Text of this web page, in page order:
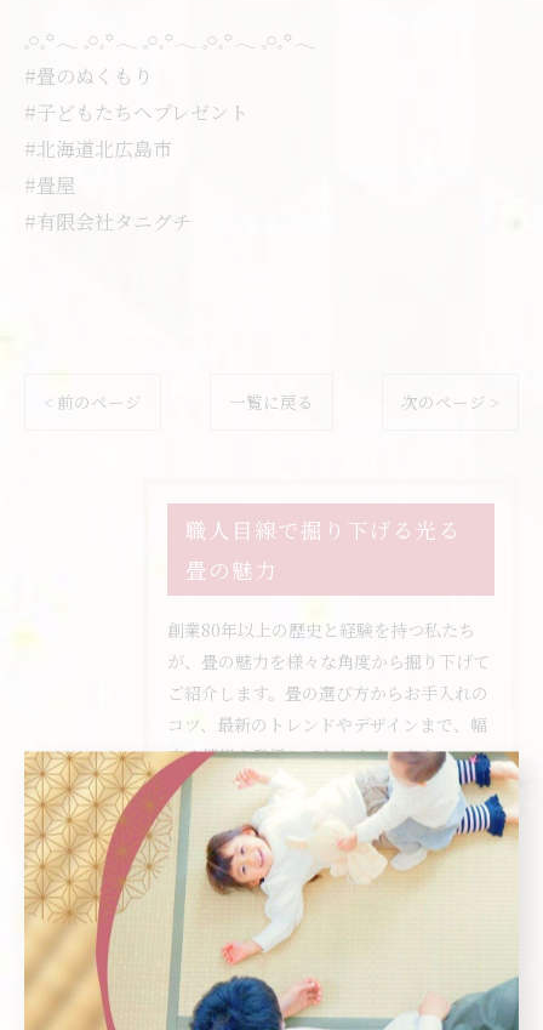
𓈒𓏸𓈒꙳𓂃 𓈒𓏸𓈒꙳𓂃 𓈒𓏸𓈒꙳𓂃 𓈒𓏸𓈒꙳𓂃 𓈒𓏸𓈒꙳𓂃
#畳のぬくもり
#子どもたちへプレゼント
#北海道北広島市
#畳屋
#有限会社タニグチ
< 前のページ 一覧に戻る 次のページ >
職人目線で掘り下げる光る
畳の魅力
創業80年以上の歴史と経験を持つ私たち
が、畳の魅力を様々な角度から掘り下げて
ご紹介します。畳の選び方からお手入れの
コツ、最新のトレンドやデザインまで、幅
広く情報を発信しております。さらに、
日々の中で出会うお客様の声や、畳職人と
してのこだわりなどもご紹介していきま
す。
カテゴリー